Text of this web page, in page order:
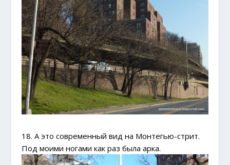
18. А это современный вид на Монтегью-стрит.
Под моими ногами как раз была арка.